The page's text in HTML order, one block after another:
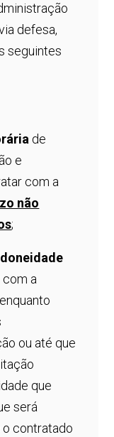
defesa,
seguintes
de
e
com a
não
;
a
ou até que
que
será
contratado